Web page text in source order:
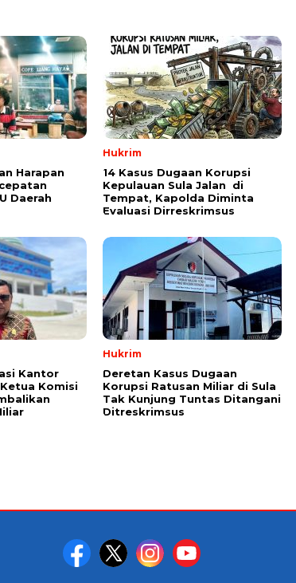
Harapan
Daerah
Hukrim
14 Kasus Dugaan Korupsi
Kepulauan Sula Jalan di
Tempat, Kapolda Diminta
Evaluasi Dirreskrimsus
Kantor
Komisi
Hukrim
Deretan Kasus Dugaan
Korupsi Ratusan Miliar di Sula
Tak Kunjung Tuntas Ditangani
Ditreskrimsus